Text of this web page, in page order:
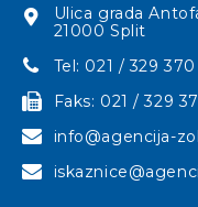
Ulica grada
21000 Split
Tel: 021 / 329 370
Faks: 021 / 329
info@agencija-